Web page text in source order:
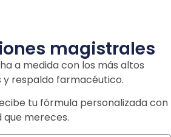
magistrales
a medida con los más altos
y respaldo farmacéutico.
tu fórmula personalizada con
que mereces.